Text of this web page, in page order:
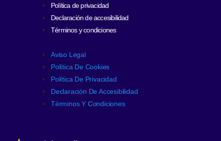
Política de privacidad
Declaración de accesibilidad
Términos y condiciones
Aviso Legal
Política De Cookies
Política De Privacidad
Declaración De Accesibilidad
Términos Y Condiciones